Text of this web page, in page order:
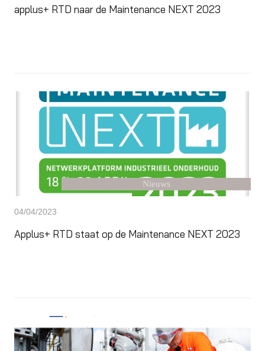
applus+ RTD naar de Maintenance NEXT 2023
Nieuws
04/04/2023
Applus+ RTD staat op de Maintenance NEXT 2023